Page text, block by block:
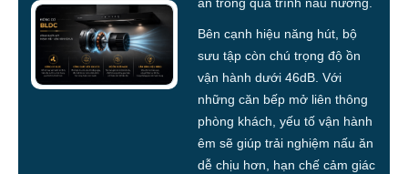
ăn trong quá trình nấu nướng.
Bên cạnh hiệu năng hút, bộ
sưu tập còn chú trọng độ ồn
vận hành dưới 46dB. Với
những căn bếp mở liên thông
phòng khách, yếu tố vận hành
êm sẽ giúp trải nghiệm nấu ăn
dễ chịu hơn, hạn chế cảm giác